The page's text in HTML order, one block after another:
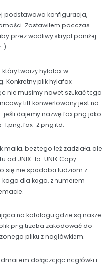
podstawowa konfiguracja,
Zostawiłem podczas
przez wadliwy skrypt poniżej
:)
tworzy hylafax w
plik hylafax
nie musimy nawet szukać tego
tiff konwertowany jest na
dajemy nazwę fax.png jako
fax-2.png itd.
maila, bez tego też zadziała, ale
od UNIX-to-UNIX Copy
się nie spodoba ludziom z
kogo dla kogo, z numerem
na katalogu gdzie są nasze
png trzeba zakodować do
pliku z nagłówkiem.
dołączając nagłówki i